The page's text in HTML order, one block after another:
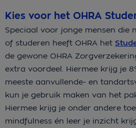
Kies voor het OHRA
Speciaal voor jonge mensen die
of studeren heeft OHRA het
de gewone OHRA
extra voordeel. Hiermee krijg je
meeste aanvullende- en
kun je gebruik maken van het
Hiermee krijg je onder andere
mindfulness én leer je inzicht